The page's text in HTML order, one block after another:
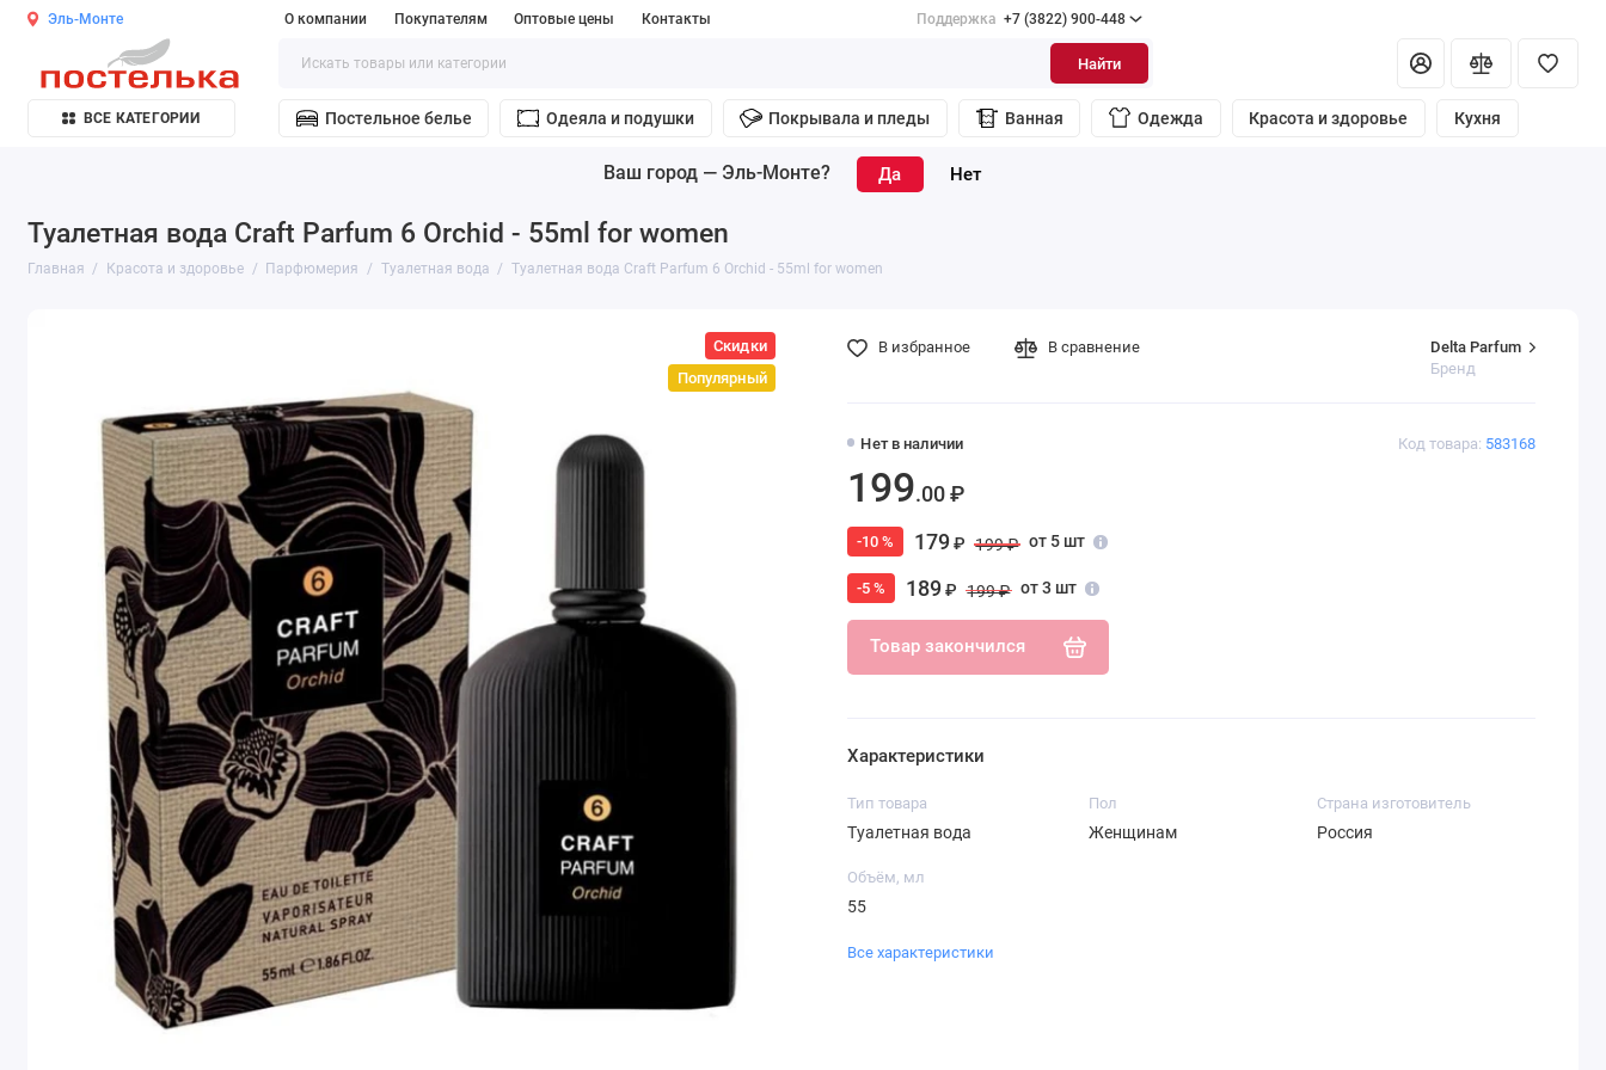
Эль-Монте О компании Покупателям Оптовые цены Контакты Поддержка +7 (3822) 900-448
Найти
ВСЕ КАТЕГОРИИ Постельное белье Одеяла и подушки Покрывала и пледы Ванная Одежда Красота и здоровье Кухня
Ваш город — Эль-Монте?
Туалетная вода Craft Parfum 6 Orchid - 55ml for women
Главная Красота и здоровье Парфюмерия Туалетная вода Туалетная вода Craft Parfum 6 Orchid - 55ml for women
Скидки
Популярный
Код товара: 583168
Delta Parfum
Бренд
Нет в наличии
199.00 ₽
-10 % 179₽ 199 ₽ от 5 шт
-5 % 189₽ 199 ₽ от 3 шт
Товар закончился
В избранное В сравнение
Характеристики
Тип товара
Туалетная вода
Пол
Женщинам
Страна изготовитель
Россия
Объём, мл
55
Все характеристики